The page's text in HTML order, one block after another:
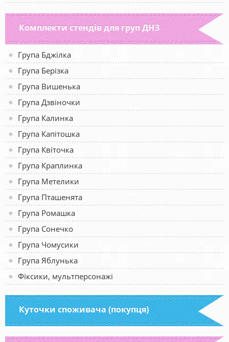
Комплекти стендів для груп ДНЗ
Група Бджілка
Група Берізка
Група Вишенька
Група Дзвіночки
Група Калинка
Група Капітошка
Група Квіточка
Група Краплинка
Група Метелики
Група Пташенята
Група Ромашка
Група Сонечко
Група Чомусики
Група Яблунька
Фіксики, мультперсонажі
Куточки споживача (покупця)